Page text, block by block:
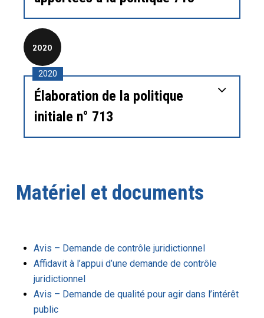
2020
2020
Élaboration de la politique
initiale n° 713
Matériel et documents
Avis – Demande de contrôle juridictionnel
Affidavit à l’appui d’une demande de contrôle
juridictionnel
Avis – Demande de qualité pour agir dans l’intérêt
public